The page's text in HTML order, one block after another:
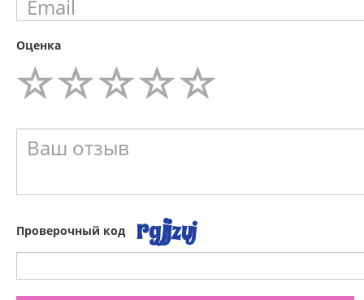
Оценка
Проверочный код